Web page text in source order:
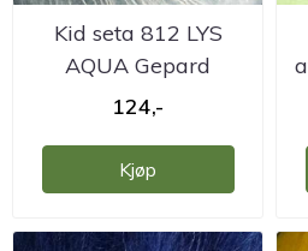
Kid seta 812 LYS
AQUA Gepard
124,-
Kjøp